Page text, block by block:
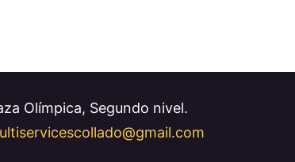
Olímpica, Segundo nivel.